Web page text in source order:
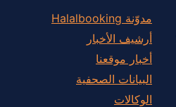
مدوّنة Halalbooking
أرشيف الأخبار
أخبار موقعنا
البيانات الصحفية
الوكالات